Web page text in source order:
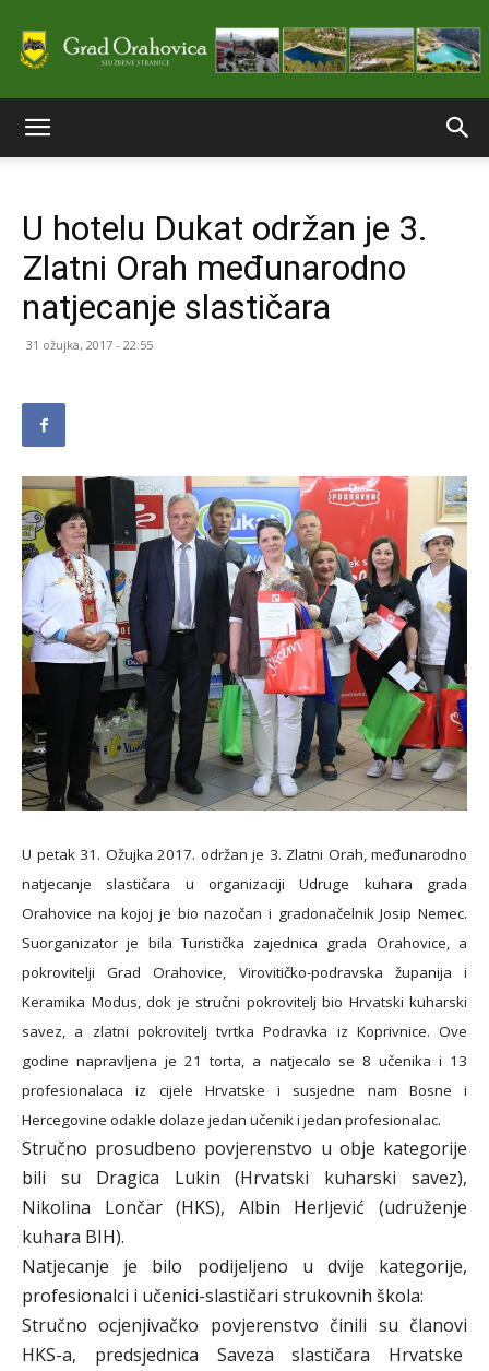
stranice
Grada
U hotelu Dukat održan je 3.
Zlatni Orah međunarodno
natjecanje slastičara
31 ožujka, 2017 - 22:55
U petak 31. Ožujka 2017. održan je 3. Zlatni Orah, međunarodno
natjecanje slastičara u organizaciji Udruge kuhara grada
Orahovice na kojoj je bio nazočan i gradonačelnik Josip Nemec.
Suorganizator je bila Turistička zajednica grada Orahovice, a
pokrovitelji Grad Orahovice, Virovitičko-podravska županija i
Keramika Modus, dok je stručni pokrovitelj bio Hrvatski kuharski
savez, a zlatni pokrovitelj tvrtka Podravka iz Koprivnice. Ove
godine napravljena je 21 torta, a natjecalo se 8 učenika i 13
profesionalaca iz cijele Hrvatske i susjedne nam Bosne i
Hercegovine odakle dolaze jedan učenik i jedan profesionalac.
Stručno prosudbeno povjerenstvo u obje kategorije
bili su Dragica Lukin (Hrvatski kuharski savez),
Nikolina Lončar (HKS), Albin Herljević (udruženje
kuhara BIH).
Natjecanje je bilo podijeljeno u dvije kategorije,
profesionalci i učenici-slastičari strukovnih škola:
Stručno ocjenjivačko povjerenstvo činili su članovi
HKS-a, predsjednica Saveza slastičara Hrvatske